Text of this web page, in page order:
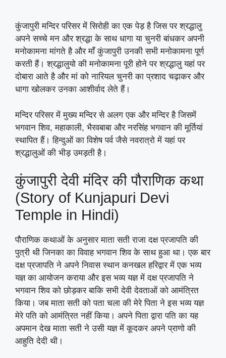
कुंजापुरी मन्दिर परिसर में सिरोही का एक पेड़ है जिस पर श्रद्धालु
अपने सच्चे मन और श्रद्धा के साथ धागा या चुनरी बांधकर अपनी
मनोकामना मांगते है और माँ कुंजापुरी उनकी सभी मनोकामना पूर्ण
करती हैं। श्रद्धालुयो की मनोकामना पूरी होने पर श्रद्धालु यहां पर
दोबारा आते है और मां को नारियल चुनरी का प्रशाद चढ़ाकर और
धागा खोलकर उनका आशीर्वाद लेते हैं।
मन्दिर परिसर में मुख्य मन्दिर से अलग एक और मन्दिर है जिसमें
भगवान शिव, महाकाली, भैरवबाबा और नरसिंह भगवान की मूर्तियां
स्थापित हैं। हिन्दुओं का विशेष पर्व जैसे नवरात्रो में यहां पर
श्रद्धालुओं की भीड़ उमड़ती है।
कुंजापुरी देवी मंदिर की पौराणिक कथा
(Story of Kunjapuri Devi
Temple in Hindi)
पौराणिक कथाओं के अनुसार माता सती राजा दक्ष प्रजापति की
पुत्री थी जिनका का विवाह भगवान शिव के साथ हुआ था। एक बार
दक्ष प्रजापति ने अपने निवास स्थान कनखल हरिद्वार में एक भव्य
यज्ञ का आयोजन कराया और इस भव्य यज्ञ में दक्ष प्रजापति ने
भगवान शिव को छोड़कर बाकि सभी देवी देवताओं को आमंत्रित
किया। जब माता सती को पता चला की मेरे पिता ने इस भव्य यज्ञ
मेरे पति को आमंत्रित नहीं किया। अपने पिता द्वारा पति का यह
अपमान देख माता सती ने उसी यज्ञ में कूदकर अपने प्राणो की
आहुति देदी थी।